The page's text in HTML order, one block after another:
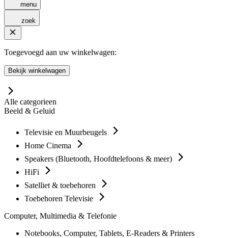
menu
zoek
Toegevoegd aan uw winkelwagen:
Bekijk winkelwagen
Alle categorieen
Beeld & Geluid
Televisie en Muurbeugels
Home Cinema
Speakers (Bluetooth, Hoofdtelefoons & meer)
HiFi
Satelliet & toebehoren
Toebehoren Televisie
Computer, Multimedia & Telefonie
Notebooks, Computer, Tablets, E-Readers & Printers